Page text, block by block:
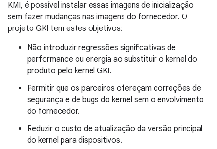
KMI, é possível instalar essas imagens de inicialização
sem fazer mudanças nas imagens do fornecedor. O
projeto GKI tem estes objetivos:
Não introduzir regressões significativas de
performance ou energia ao substituir o kernel do
produto pelo kernel GKI.
Permitir que os parceiros ofereçam correções de
segurança e de bugs do kernel sem o envolvimento
do fornecedor.
Reduzir o custo de atualização da versão principal
do kernel para dispositivos.